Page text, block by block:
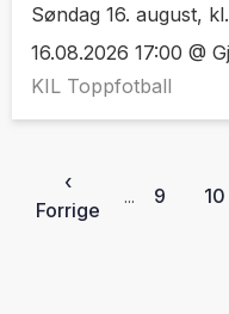
Søndag 16. august,
16.08.2026 17:00 @
KIL Toppfotball
‹
Forrige
... 9 10